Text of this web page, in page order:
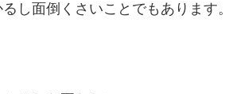
し面倒くさいことでもあります。